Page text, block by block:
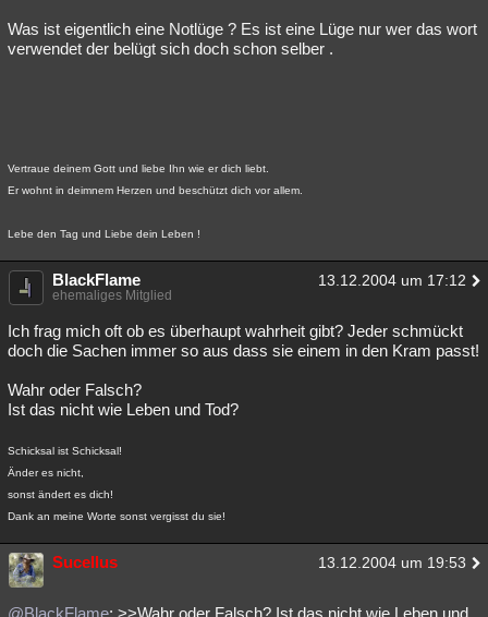
Was ist eigentlich eine Notlüge ? Es ist eine Lüge nur wer das wort
verwendet der belügt sich doch schon selber .
Vertraue deinem Gott und liebe Ihn wie er dich liebt.
Er wohnt in deimnem Herzen und beschützt dich vor allem.
Lebe den Tag und Liebe dein Leben !
BlackFlame 13.12.2004 um 17:12
ehemaliges Mitglied
Ich frag mich oft ob es überhaupt wahrheit gibt? Jeder schmückt
doch die Sachen immer so aus dass sie einem in den Kram passt!
Wahr oder Falsch?
Ist das nicht wie Leben und Tod?
Schicksal ist Schicksal!
Änder es nicht,
sonst ändert es dich!
Dank an meine Worte sonst vergisst du sie!
Sucellus 13.12.2004 um 19:53
@BlackFlame: >>Wahr oder Falsch? Ist das nicht wie Leben und